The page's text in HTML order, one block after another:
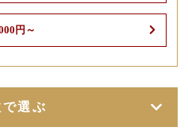
円～
で選ぶ